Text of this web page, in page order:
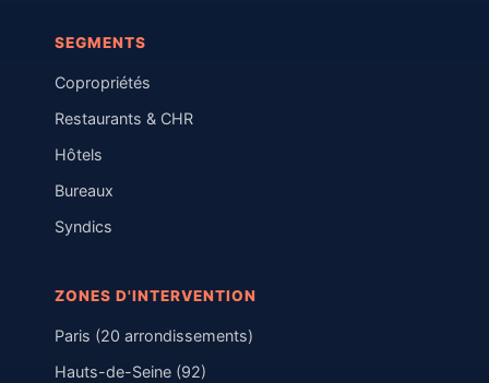
SEGMENTS
Copropriétés
Restaurants & CHR
Hôtels
Bureaux
Syndics
ZONES D'INTERVENTION
Paris (20 arrondissements)
Hauts-de-Seine (92)